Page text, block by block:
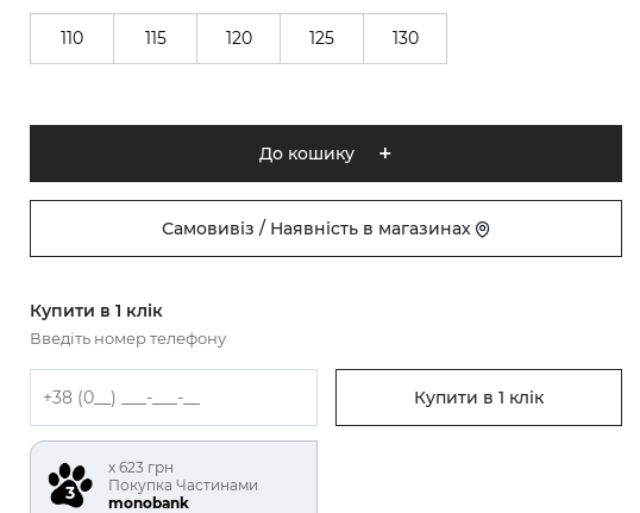
110 115 120 125 130
До кошику
Самовивіз / Наявність в магазинах
Купити в 1 клік
Введіть номер телефону
Купити в 1 клік
х 623 грн
Покупка Частинами
monobank